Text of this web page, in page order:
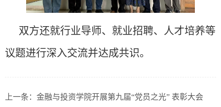
双方还就行业导师、就业招聘、人才培养等
议题进行深入交流并达成共识。
上一条： 金融与投资学院开展第九届“党员之光” 表彰大会